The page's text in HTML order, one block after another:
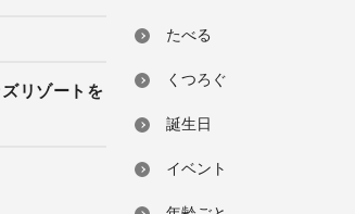
リゾートを
たべる
くつろぐ
誕生日
イベント